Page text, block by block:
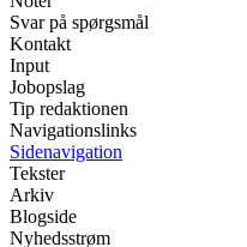
Svar på spørgsmål
Kontakt
Input
Jobopslag
Tip redaktionen
Navigationslinks
Sidenavigation
Tekster
Arkiv
Blogside
Nyhedsstrøm